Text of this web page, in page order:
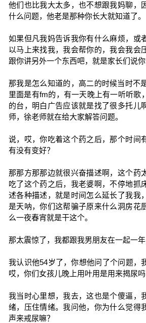
他们也比我大太多，也不想跟我妈聊，
什么问题，他老是那种你长大就知道了。
如果但凡我妈告诉我你有什么麻烦，或
以马上来找我，我会帮你的，我会我会
跟你讲另外一个东西吧，就是家长们说你
那我是怎么知道的，高二的时候当时不
里面是有fm的，有一天晚上有一听听歌
的台，明白广告应该就是找了很多托儿
师，徐老师就在给大家解答问题。
说，哎，你吃着这个药之后，那个时间
有没有变好？
那那方那那边就很兴奋描述啊，这个药
吃了这个药之后，我老婆啊，不停地抓
述各种描述，就是时间怎么延长了我我
是天呐，你们这帮骗子原来什么洞房花
么一夜春宵就是干这个。
那太震惊了，我都跟我男朋友在一起一年
我认识他54岁了，你想他问了个问题，
哎，你们女孩儿晚上用叶用是用来揭尿吗
我当时心里想，我去，这也是个傻逼，
绪，压住情绪。我问他，你为什么觉得
声来戒尿嘛？